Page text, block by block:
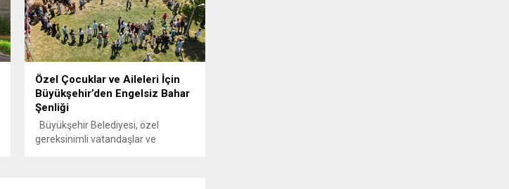
Özel Çocuklar ve Aileleri İçin
Büyükşehir’den Engelsiz Bahar
Şenliği
Büyükşehir Belediyesi, özel
gereksinimli vatandaşlar ve